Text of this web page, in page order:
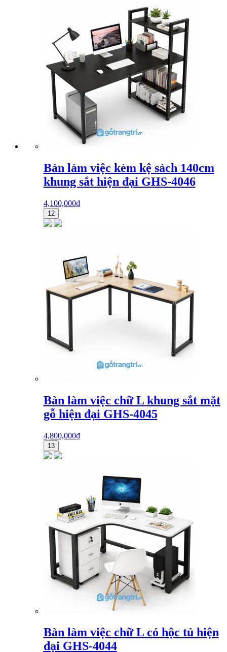
Bàn làm việc kèm kệ sách 140cm
khung sắt hiện đại GHS-4046
4,100,000₫
12
Bàn làm việc chữ L khung sắt mặt
gỗ hiện đại GHS-4045
4,800,000₫
13
Bàn làm việc chữ L có hộc tủ hiện
đại GHS-4044